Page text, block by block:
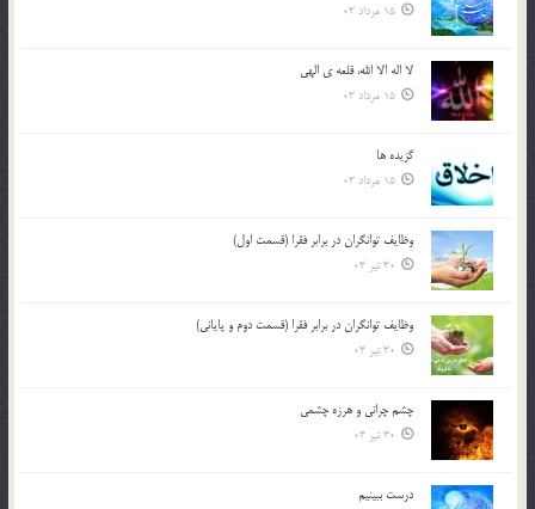
15 مرداد 03
لا اله الا الله، قلعه ي الهي
15 مرداد 03
گزيده ها
15 مرداد 03
وظایف توانگران در برابر فقرا (قسمت اول)
30 تیر 03
وظایف توانگران در برابر فقرا (قسمت دوم و پایانی)
30 تیر 03
چشم ‏چرانى و هرزه‏ چشمى
30 تیر 03
درست ببينيم